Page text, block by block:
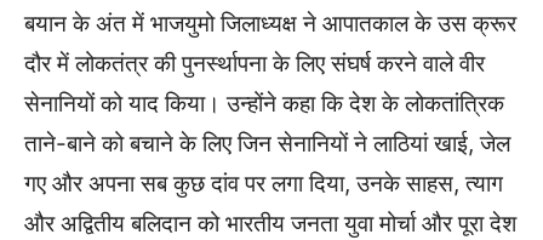
बयान के अंत में भाजयुमो जिलाध्यक्ष ने आपातकाल के उस क्रूर
दौर में लोकतंत्र की पुनर्स्थापना के लिए संघर्ष करने वाले वीर
सेनानियों को याद किया। उन्होंने कहा कि देश के लोकतांत्रिक
ताने-बाने को बचाने के लिए जिन सेनानियों ने लाठियां खाई, जेल
गए और अपना सब कुछ दांव पर लगा दिया, उनके साहस, त्याग
और अद्वितीय बलिदान को भारतीय जनता युवा मोर्चा और पूरा देश